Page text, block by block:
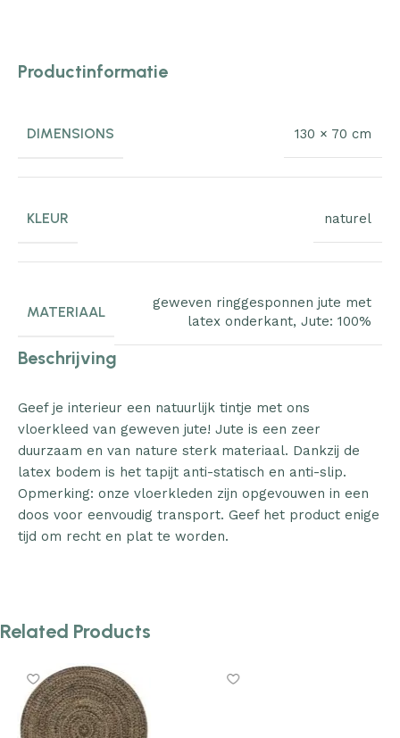
Productinformatie
DIMENSIONS 130 × 70 cm
KLEUR naturel
MATERIAAL
geweven ringgesponnen jute met
latex onderkant, Jute: 100%
Beschrijving
Geef je interieur een natuurlijk tintje met ons
vloerkleed van geweven jute! Jute is een zeer
duurzaam en van nature sterk materiaal. Dankzij de
latex bodem is het tapijt anti-statisch en anti-slip.
Opmerking: onze vloerkleden zijn opgevouwen in een
doos voor eenvoudig transport. Geef het product enige
tijd om recht en plat te worden.
Related Products